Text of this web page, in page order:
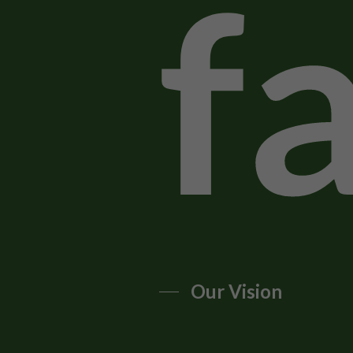
Our Vision